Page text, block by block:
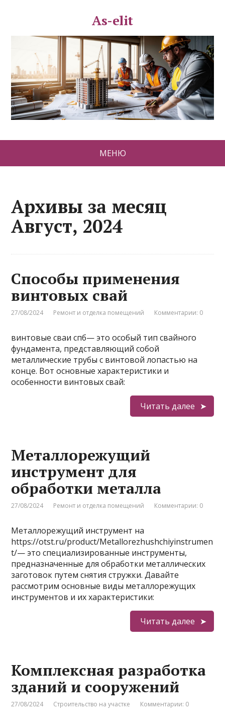
As-elit
МЕНЮ
Архивы за месяц
Август, 2024
Способы применения
винтовых свай
27/08/2024 Ремонт и отделка помещений Комментарии: 0
винтовые сваи спб— это особый тип свайного
фундамента, представляющий собой
металлические трубы с винтовой лопастью на
конце. Вот основные характеристики и
особенности винтовых свай:
Читать далее
Металлорежущий
инструмент для
обработки металла
27/08/2024 Ремонт и отделка помещений Комментарии: 0
Металлорежущий инструмент на
https://otst.ru/product/Metallorezhushchiyinstrumen
t/— это специализированные инструменты,
предназначенные для обработки металлических
заготовок путем снятия стружки. Давайте
рассмотрим основные виды металлорежущих
инструментов и их характеристики:
Читать далее
Комплексная разработка
зданий и сооружений
27/08/2024 Строительство на участке Комментарии: 0